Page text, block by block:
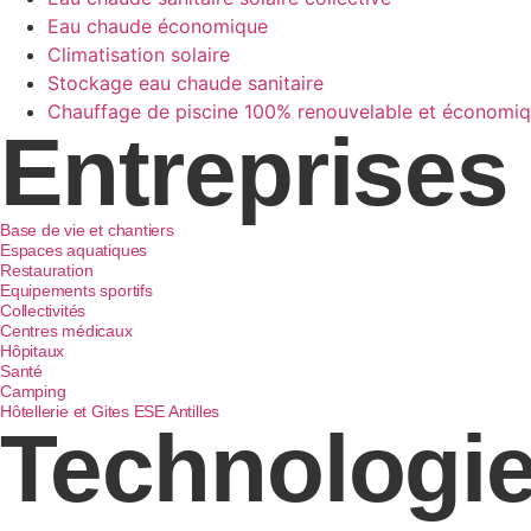
Eau chaude économique
Climatisation solaire
Stockage eau chaude sanitaire
Chauffage de piscine 100% renouvelable et
Entreprises
Base de vie et chantiers
Espaces aquatiques
Restauration
Equipements sportifs
Collectivités
Centres médicaux
Hôpitaux
Santé
Camping
Hôtellerie et Gites ESE Antilles